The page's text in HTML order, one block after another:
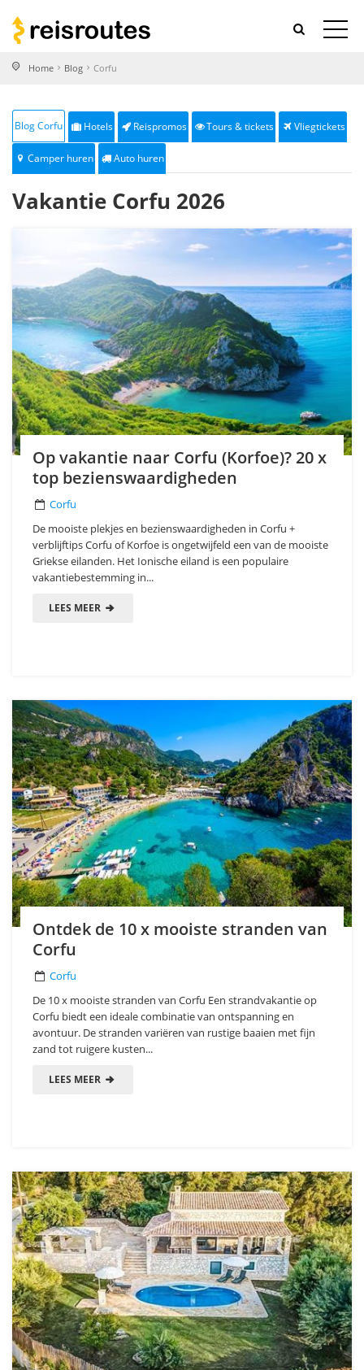
Home Blog Corfu
Blog Corfu Hotels Reispromos Tours & tickets Vliegtickets
Camper huren Auto huren
Vakantie Corfu 2026
Op vakantie naar Corfu (Korfoe)? 20 x
top bezienswaardigheden
Corfu
De mooiste plekjes en bezienswaardigheden in Corfu +
verblijftips Corfu of Korfoe is ongetwijfeld een van de mooiste
Griekse eilanden. Het Ionische eiland is een populaire
vakantiebestemming in...
LEES MEER
Ontdek de 10 x mooiste stranden van
Corfu
Corfu
De 10 x mooiste stranden van Corfu Een strandvakantie op
Corfu biedt een ideale combinatie van ontspanning en
avontuur. De stranden variëren van rustige baaien met fijn
zand tot ruigere kusten...
LEES MEER